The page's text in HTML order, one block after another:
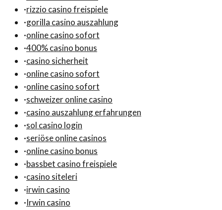
·rizzio casino freispiele
·gorilla casino auszahlung
·online casino sofort
·400% casino bonus
·casino sicherheit
·online casino sofort
·online casino sofort
·schweizer online casino
·casino auszahlung erfahrungen
·sol casino login
·seriöse online casinos
·online casino bonus
·bassbet casino freispiele
·casino siteleri
·irwin casino
·Irwin casino